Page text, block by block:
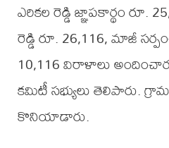
ఎరికల రెడ్డి జ్ఞాపకార్థం రూ.
రెడ్డి రూ. 26,116, మాజీ
10,116 విరాళాలు
కమిటీ సభ్యులు తెలిపారు.
కొనియాడారు.